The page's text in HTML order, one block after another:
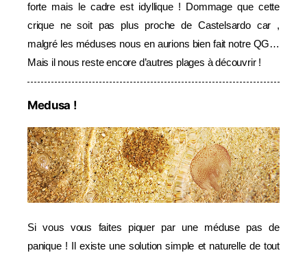
forte mais le cadre est idyllique ! Dommage que cette
crique ne soit pas plus proche de Castelsardo car ,
malgré les méduses nous en aurions bien fait notre QG…
Mais il nous reste encore d’autres plages à découvrir !
Medusa !
Si vous vous faites piquer par une méduse pas de
panique ! Il existe une solution simple et naturelle de tout